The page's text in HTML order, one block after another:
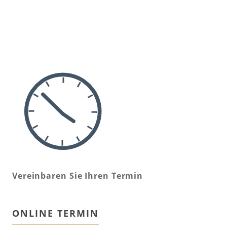
Vereinbaren Sie Ihren Termin
ONLINE TERMIN